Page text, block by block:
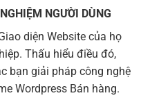
NGƯỜI DÙNG
diện Website của họ
Thấu hiểu điều đó,
bạn giải pháp công nghệ
Wordpress Bán hàng.